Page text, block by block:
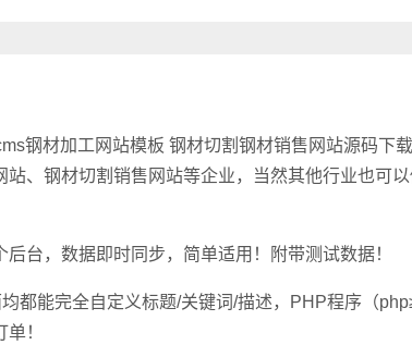
钢材加工网站模板 钢材切割钢材销售网站源码下
站、钢材切割销售网站等企业，当然其他行业也可
后台，数据即时同步，简单适用！附带测试数据！
都能完全自定义标题/关键词/描述，PHP程序（
！